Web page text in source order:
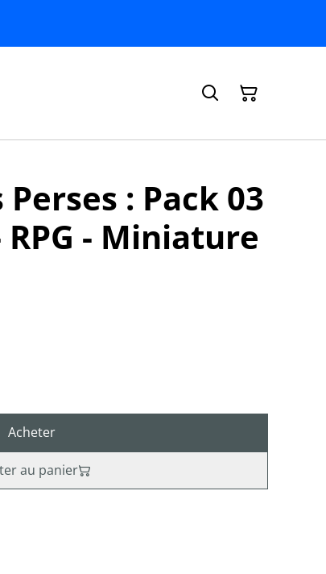
: Pack 03
RPG - Miniature
Acheter
au panier